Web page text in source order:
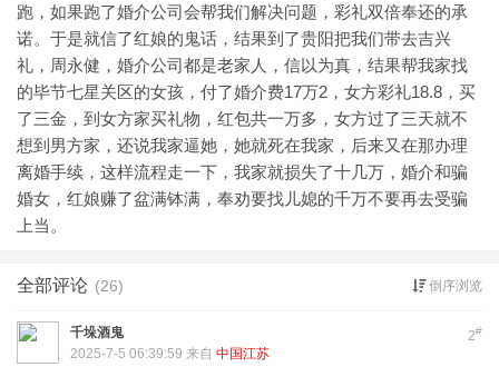
跑，如果跑了婚介公司会帮我们解决问题，彩礼双倍奉还的承
诺。于是就信了红娘的鬼话，结果到了贵阳把我们带去吉兴
礼，周永健，婚介公司都是老家人，信以为真，结果帮我家找
的毕节七星关区的女孩，付了婚介费17万2，女方彩礼18.8，买
了三金，到女方家买礼物，红包共一万多，女方过了三天就不
想到男方家，还说我家逼她，她就死在我家，后来又在那办理
离婚手续，这样流程走一下，我家就损失了十几万，婚介和骗
婚女，红娘赚了盆满钵满，奉劝要找儿媳的千万不要再去受骗
上当。
全部评论 (26) 倒序浏览
2#
千垛酒鬼
2025-7-5 06:39:59 来自 中国江苏